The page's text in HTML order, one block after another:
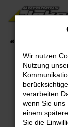
Zum
Hauptinhalt
Fehler:
Beim Laden
Hier sind
Wir nutzen
Nutzung
verarbeiten
wenn Sie uns
einem
Sie die